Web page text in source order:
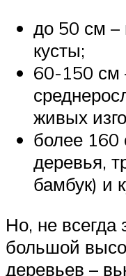
до 50 см
кусты;
60-150 см
живых
более 160
деревья,
бамбук) и
Но, не всегда
большой
деревьев –